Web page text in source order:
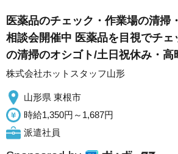
医薬品のチェック・作業場の清掃
相談会開催中 医薬品を目視でチェ
の清掃のオシゴト/土日祝休み・高
株式会社ホットスタッフ山形
山形県 東根市
時給1,350円～1,687円
派遣社員